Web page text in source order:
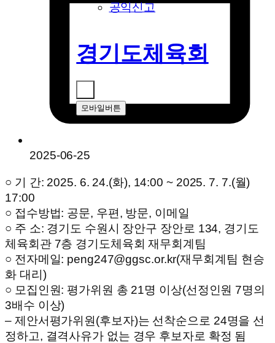
공익신고
경기도체육회
모바일버튼
2025-06-25
○ 기 간: 2025. 6. 24.(화), 14:00 ~ 2025. 7. 7.(월)
17:00
○ 접수방법: 공문, 우편, 방문, 이메일
○ 주 소: 경기도 수원시 장안구 장안로 134, 경기도
체육회관 7층 경기도체육회 재무회계팀
○ 전자메일: peng247@ggsc.or.kr(재무회계팀 현승
화 대리)
○ 모집인원: 평가위원 총 21명 이상(선정인원 7명의
3배수 이상)
– 제안서평가위원(후보자)는 선착순으로 24명을 선
정하고, 결격사유가 없는 경우 후보자로 확정 됨